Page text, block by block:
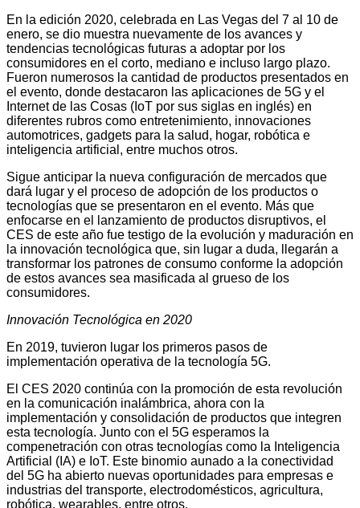
En la edición 2020, celebrada en Las Vegas del 7 al 10 de
enero, se dio muestra nuevamente de los avances y
tendencias tecnológicas futuras a adoptar por los
consumidores en el corto, mediano e incluso largo plazo.
Fueron numerosos la cantidad de productos presentados en
el evento, donde destacaron las aplicaciones de 5G y el
Internet de las Cosas (IoT por sus siglas en inglés) en
diferentes rubros como entretenimiento, innovaciones
automotrices, gadgets para la salud, hogar, robótica e
inteligencia artificial, entre muchos otros.
Sigue anticipar la nueva configuración de mercados que
dará lugar y el proceso de adopción de los productos o
tecnologías que se presentaron en el evento. Más que
enfocarse en el lanzamiento de productos disruptivos, el
CES de este año fue testigo de la evolución y maduración en
la innovación tecnológica que, sin lugar a duda, llegarán a
transformar los patrones de consumo conforme la adopción
de estos avances sea masificada al grueso de los
consumidores.
Innovación Tecnológica en 2020
En 2019, tuvieron lugar los primeros pasos de
implementación operativa de la tecnología 5G.
El CES 2020 continúa con la promoción de esta revolución
en la comunicación inalámbrica, ahora con la
implementación y consolidación de productos que integren
esta tecnología. Junto con el 5G esperamos la
compenetración con otras tecnologías como la Inteligencia
Artificial (IA) e IoT. Este binomio aunado a la conectividad
del 5G ha abierto nuevas oportunidades para empresas e
industrias del transporte, electrodomésticos, agricultura,
robótica, wearables, entre otros.